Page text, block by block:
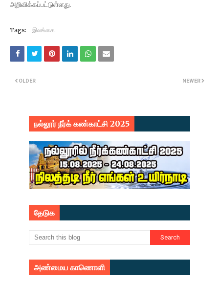
அறிவிக்கப்பட்டுள்ளது.
Tags: இலங்கை.
NEWER
OLDER
நல்லூர் நீர்க் கண்காட்சி 2025
தேடுக
அண்மைய காணொளி